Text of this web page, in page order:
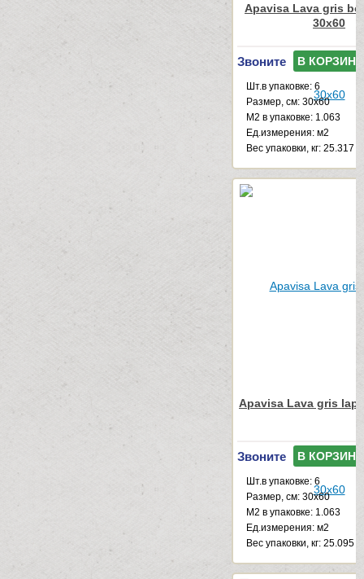
Apavisa Lava gris
30x60
Звоните В КОРЗИНУ
Шт.в упаковке: 6
Размер, см: 30x60
М2 в упаковке: 1.063
Ед.измерения: м2
Веc упаковки, кг: 25.317
Apavisa Lava gris
Звоните В КОРЗИНУ
Шт.в упаковке: 6
Размер, см: 30x60
М2 в упаковке: 1.063
Ед.измерения: м2
Веc упаковки, кг: 25.095